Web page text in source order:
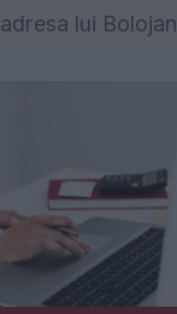
adresa lui Bolojan